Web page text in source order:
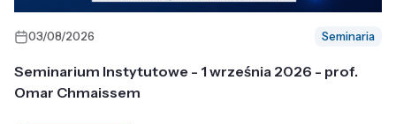
03/08/2026 Seminaria
Seminarium Instytutowe - 1 września 2026 - prof.
Omar Chmaissem